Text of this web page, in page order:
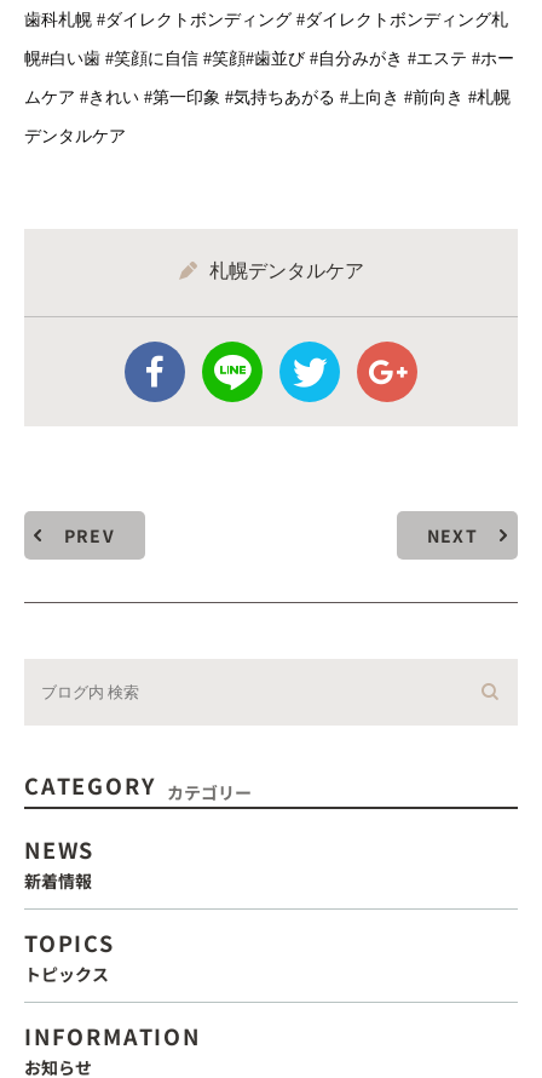
歯科札幌 #ダイレクトボンディング #ダイレクトボンディング札
幌#白い歯 #笑顔に自信 #笑顔#歯並び #自分みがき #エステ #ホー
ムケア #きれい #第一印象 #気持ちあがる #上向き #前向き #札幌
デンタルケア
札幌デンタルケア
PREV NEXT
CATEGORY カテゴリー
NEWS
新着情報
TOPICS
トピックス
INFORMATION
お知らせ